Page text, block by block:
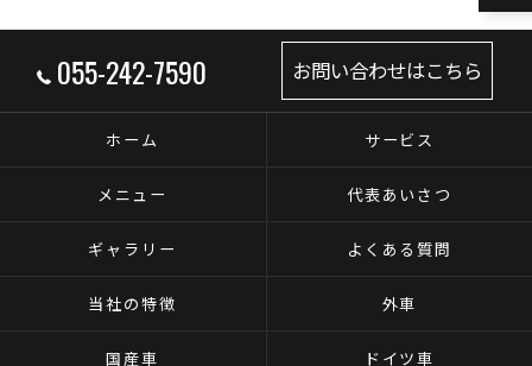
055-242-7590 お問い合わせはこちら
ホーム サービス
メニュー 代表あいさつ
ギャラリー よくある質問
当社の特徴 外車
国産車 ドイツ車